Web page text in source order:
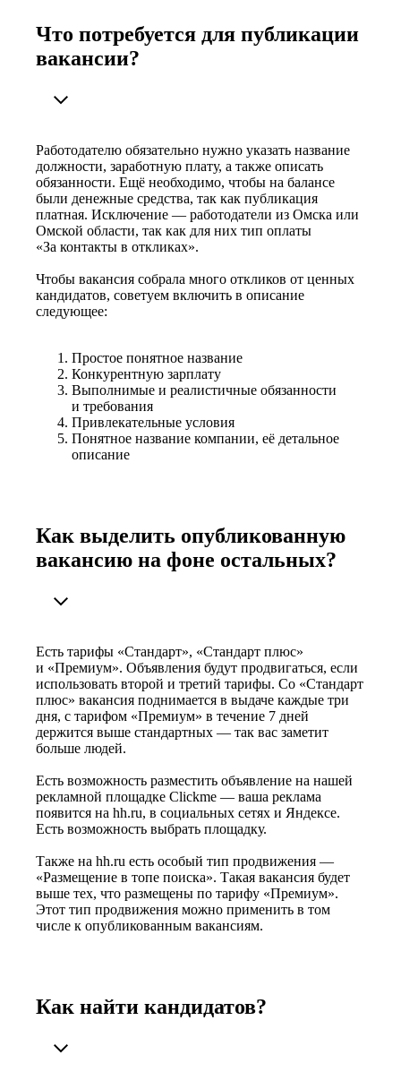
Что потребуется для публикации
вакансии?
Работодателю обязательно нужно указать название
должности, заработную плату, а также описать
обязанности. Ещё необходимо, чтобы на балансе
были денежные средства, так как публикация
платная. Исключение — работодатели из Омска или
Омской области, так как для них тип оплаты
«За контакты в откликах».
Чтобы вакансия собрала много откликов от ценных
кандидатов, советуем включить в описание
следующее:
Простое понятное название
Конкурентную зарплату
Выполнимые и реалистичные обязанности
и требования
Привлекательные условия
Понятное название компании, её детальное
описание
Как выделить опубликованную
вакансию на фоне остальных?
Есть тарифы «Стандарт», «Стандарт плюс»
и «Премиум». Объявления будут продвигаться, если
использовать второй и третий тарифы. Со «Стандарт
плюс» вакансия поднимается в выдаче каждые три
дня, с тарифом «Премиум» в течение 7 дней
держится выше стандартных — так вас заметит
больше людей.
Есть возможность разместить объявление на нашей
рекламной площадке Clickme — ваша реклама
появится на hh.ru, в социальных сетях и Яндексе.
Есть возможность выбрать площадку.
Также на hh.ru есть особый тип продвижения —
«Размещение в топе поиска». Такая вакансия будет
выше тех, что размещены по тарифу «Премиум».
Этот тип продвижения можно применить в том
числе к опубликованным вакансиям.
Как найти кандидатов?